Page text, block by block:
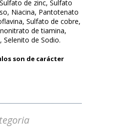
de zinc, Sulfato
Niacina, Pantotenato
Sulfato de cobre,
de tiamina,
de Sodio.
son de carácter